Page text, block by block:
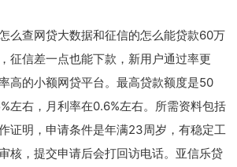
么查网贷大数据和征信的怎么能贷款60万
征信差一点也能下款，新用户通过率更
高的小额网贷平台。最高贷款额度是50
左右，月利率在0.6%左右。所需资料包括
证明，申请条件是年满23周岁，有稳定工
核，提交申请后会打回访电话。亚信乐贷